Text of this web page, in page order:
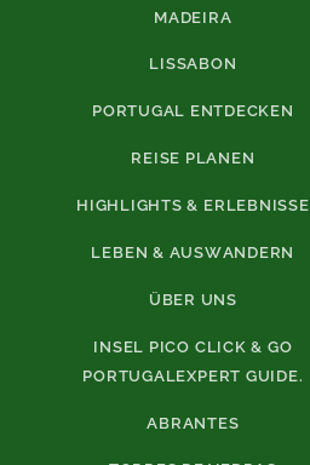
MADEIRA
LISSABON
PORTUGAL ENTDECKEN
REISE PLANEN
HIGHLIGHTS & ERLEBNISSE
LEBEN & AUSWANDERN
ÜBER UNS
INSEL PICO CLICK & GO
PORTUGALEXPERT GUIDE.
ABRANTES